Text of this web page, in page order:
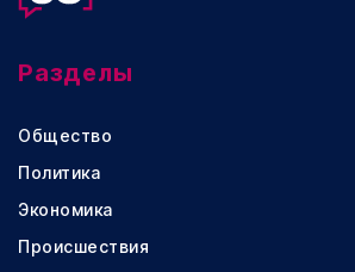
Разделы
Общество
Политика
Экономика
Происшествия